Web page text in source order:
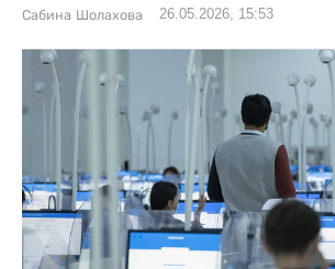
Сабина Шолахова 26.05.2026, 15:53